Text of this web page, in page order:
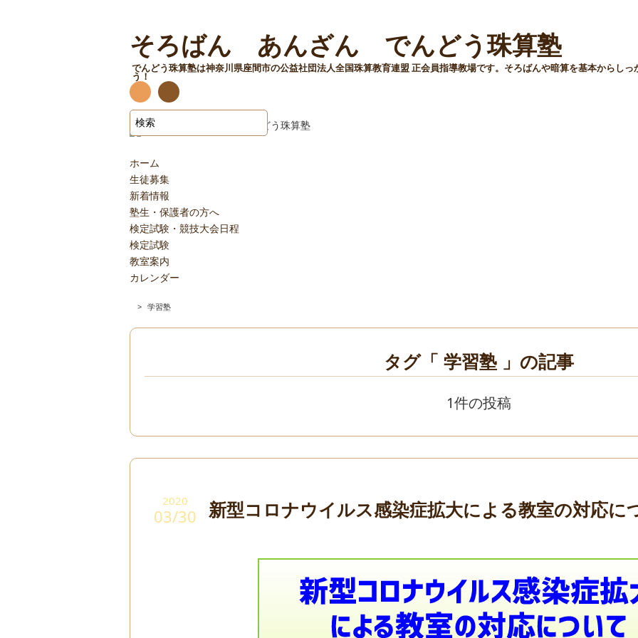
そろばん あんざん でんどう珠算塾
でんどう珠算塾は神奈川県座間市の公益社団法人全国珠算教育連盟 正会員指導教場です。そろばんや暗算を基本からし
う！
SS
絡先
ホーム
生徒募集
新着情報
塾生・保護者の方へ
検定試験・競技大会日程
検定試験
教室案内
カレンダー
> 学習塾
タグ「 学習塾 」の記事
1件の投稿
2020
03/30 新型コロナウイルス感染症拡大による教室の対応に